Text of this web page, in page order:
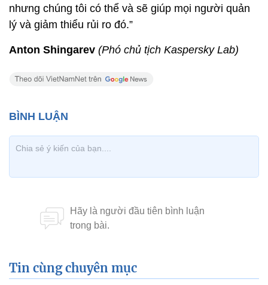
nhưng chúng tôi có thể và sẽ giúp mọi người quản
lý và giảm thiểu rủi ro đó.”
Anton Shingarev (Phó chủ tịch Kaspersky Lab)
Tin cùng chuyên mục